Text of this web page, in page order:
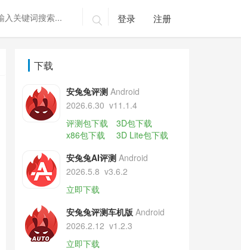
 登录 注册
下载
安兔兔评测 Android
2026.6.30 v11.1.4
评测包下载
3D包下载
x86包下载
3D Lite包下载
安兔兔AI评测 Android
2026.5.8 v3.6.2
立即下载
安兔兔评测车机版 Android
2026.2.12 v1.2.3
立即下载